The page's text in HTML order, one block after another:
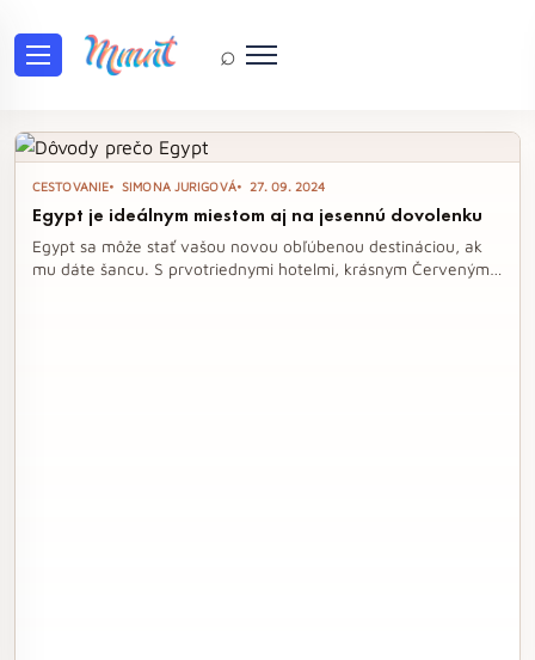
⌕
Tag: pyramídy
CESTOVANIE SIMONA JURIGOVÁ 27. 09. 2024
Egypt je ideálnym miestom aj na jesennú dovolenku
Egypt sa môže stať vašou novou obľúbenou destináciou, ak
mu dáte šancu. S prvotriednymi hotelmi, krásnym Červeným